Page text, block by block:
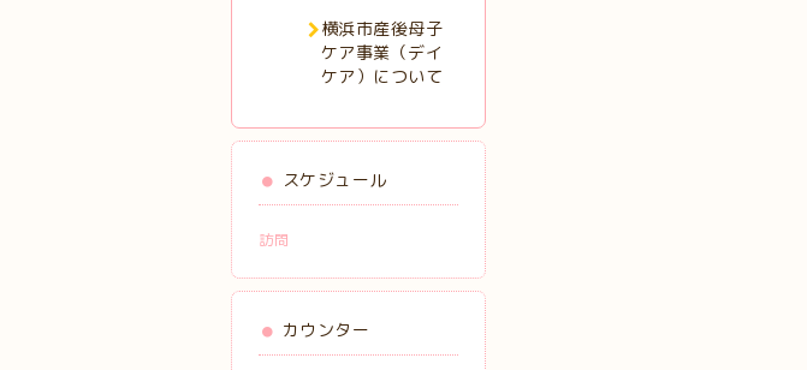
横浜市産後母子
ケア事業（デイ
ケア）について
スケジュール
訪問
カウンター